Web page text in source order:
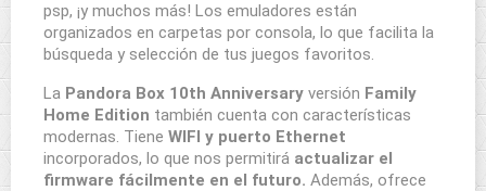
psp, ¡y muchos más! Los emuladores están
organizados en carpetas por consola, lo que facilita la
búsqueda y selección de tus juegos favoritos.
La Pandora Box 10th Anniversary versión Family
Home Edition también cuenta con características
modernas. Tiene WIFI y puerto Ethernet
incorporados, lo que nos permitirá actualizar el
firmware fácilmente en el futuro. Además, ofrece